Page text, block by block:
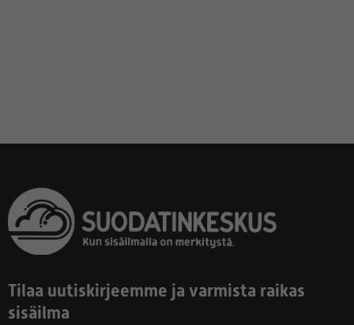
Tilaa uutiskirjeemme ja varmista raikas
sisäilma